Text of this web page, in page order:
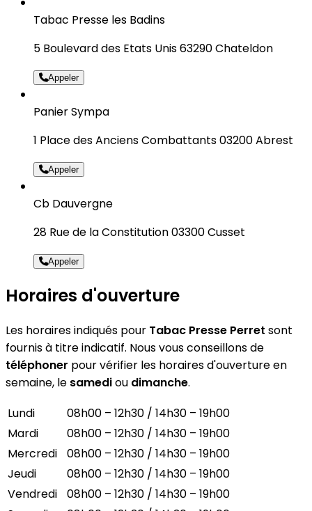
Tabac Presse les Badins
5 Boulevard des Etats Unis 63290 Chateldon
Appeler
Panier Sympa
1 Place des Anciens Combattants 03200 Abrest
Appeler
Cb Dauvergne
28 Rue de la Constitution 03300 Cusset
Appeler
Horaires d'ouverture
Les horaires indiqués pour Tabac Presse Perret sont
fournis à titre indicatif. Nous vous conseillons de
téléphoner pour vérifier les horaires d'ouverture en
semaine, le samediou dimanche.
Lundi
08h00 – 12h30 / 14h30 – 19h00
Mardi
08h00 – 12h30 / 14h30 – 19h00
Mercredi
08h00 – 12h30 / 14h30 – 19h00
Jeudi
08h00 – 12h30 / 14h30 – 19h00
Vendredi
08h00 – 12h30 / 14h30 – 19h00